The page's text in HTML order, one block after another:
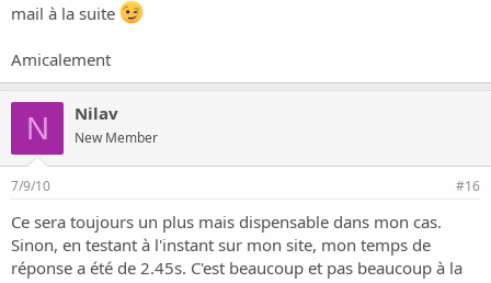
mail à la suite
Amicalement
N Nilav
New Member
7/9/10 #16
Ce sera toujours un plus mais dispensable dans mon cas.
Sinon, en testant à l'instant sur mon site, mon temps de
réponse a été de 2.45s. C'est beaucoup et pas beaucoup à la